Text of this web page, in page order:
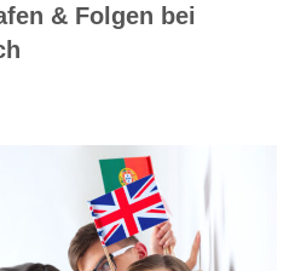
& Folgen bei